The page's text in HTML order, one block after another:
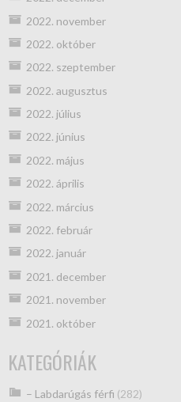
2022. november
2022. október
2022. szeptember
2022. augusztus
2022. július
2022. június
2022. május
2022. április
2022. március
2022. február
2022. január
2021. december
2021. november
2021. október
KATEGÓRIÁK
– Labdarúgás férfi (282)